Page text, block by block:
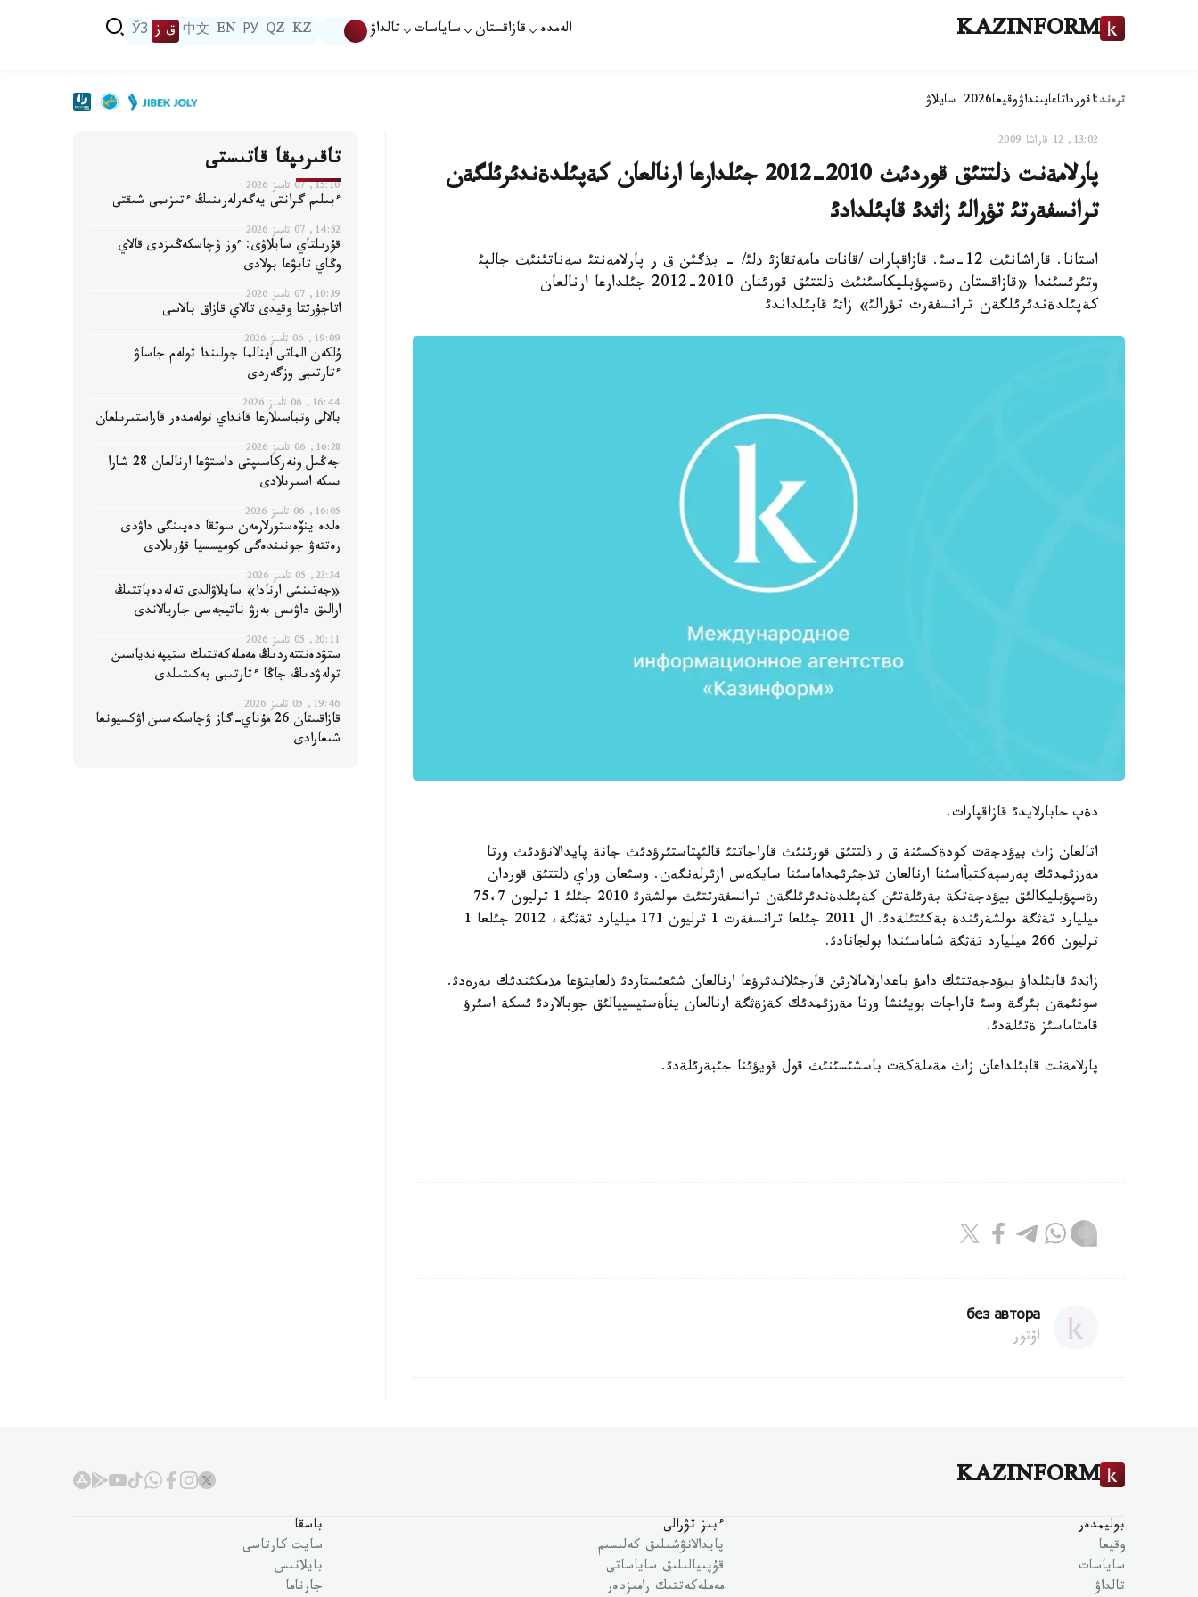
KAZINFORM الەمدە قازاقستان ساياسات تالداۋ KZ
QZ
РУ
EN
中文 ق ز ЎЗ
ترەند:اقورداتاعايىنداۋوقيعا2026-سايلاۋ
13:02, 12 قاراشا 2009
پارلامةنت ذلتتئق قوردئث 2010-2012 جئلدارعا ارنالعان كةپئلدةندئرئلگةن
ترانسفةرتئ تؤرالئ زاثدئ قابئلدادئ
استانا. قاراشانئث 12-سئ. قازاقپارات /قانات مامةتقازئ ذلئ/ - بذگئن ق ر پارلامةنتئ سةناتئنئث جالپئ
وتئرئسئندا «قازاقستان رةسپؤبليكاسئنئث ذلتتئق قورئنان 2010-2012 جئلدارعا ارنالعان
كةپئلدةندئرئلگةن ترانسفةرت تؤرالئ» زاثئ قابئلداندئ
دةپ حابارلايدئ قازاقپارات.
اتالعان زاث بيؤدجةت كودةكسئنة ق ر ذلتتئق قورئنئث قاراجاتتئ قالئپتاستئرؤدئث جانة پايدالانؤدئث ورتا
مةرزئمدئك پةرسپةكتيأاسئنا ارنالعان تذجئرئمداماسئنا سايكةس ازئرلةنگةن. وسئعان وراي ذلتتئق قوردان
رةسپؤبليكالئق بيؤدجةتكة بةرئلةتئن كةپئلدةندئرئلگةن ترانسفةرتتئث مولشةرئ 2010 جئلئ 1 ترليون 75،7
ميليارد تةثگة مولشةرئندة بةكئتئلةدئ. ال 2011 جئلعا ترانسفةرت 1 ترليون 171 ميليارد تةثگة، 2012 جئلعا 1
ترليون 266 ميليارد تةثگة شاماسئندا بولجانادئ.
زاثدئ قابئلداؤ بيؤدجةتتئك دامؤ باعدارلامالارئن قارجئلاندئرؤعا ارنالعان شئعئستاردئ ذلعايتؤعا مذمكئندئك بةرةدئ.
سونئمةن بئرگة وسئ قاراجات بويئنشا ورتا مةرزئمدئك كةزةثگة ارنالعان ينأةستيسييالئق جوبالاردئ ئسكة اسئرؤ
قامتاماسئز ةتئلةدئ.
پارلامةنت قابئلداعان زاث مةملةكةت باسشئسئنئث قول قويؤئنا جئبةرئلةدئ.
без автора
اۆتور
تاقىرىپقا قاتىستى
15:10, 07 تامىز 2026
ءبىلىم گرانتى يەگەرلەرىنىڭ ءتىزىمى شىقتى
14:52, 07 تامىز 2026
قۇرىلتاي سايلاۋى: ءوز ۋچاسكەڭىزدى قالاي
وڭاي تابۋعا بولادى
10:39, 07 تامىز 2026
اتاجۇرتتا وقيدى تالاي قازاق بالاسى
19:09, 06 تامىز 2026
ۇلكەن الماتى اينالما جولىندا تولەم جاساۋ
ءتارتىبى وزگەردى
16:44, 06 تامىز 2026
بالالى وتباسىلارعا قانداي تولەمدەر قاراستىرىلعان
16:28, 06 تامىز 2026
جەڭىل ونەركاسىپتى دامىتۋعا ارنالعان 28 شارا
ىسكە اسىرىلادى
16:05, 06 تامىز 2026
ەلدە ينۆەستورلارمەن سوتقا دەيىنگى داۋدى
رەتتەۋ جونىندەگى كوميسسيا قۇرىلادى
23:34, 05 تامىز 2026
«جەتىنشى ارنادا» سايلاۋالدى تەلەدەباتتىڭ
ارالىق داۋىس بەرۋ ناتيجەسى جاريالاندى
20:11, 05 تامىز 2026
ستۋدەنتتەردىڭ مەملەكەتتىك ستيپەندياسىن
تولەۋدىڭ جاڭا ءتارتىبى بەكىتىلدى
19:46, 05 تامىز 2026
قازاقستان 26 مۇناي-گاز ۋچاسكەسىن اۋكسيونعا
شىعارادى
KAZINFORM
بوليمدەر
وقيعا
ساياسات
تالداۋ
ءبىز تۋرالى
پايدالانۋشىلىق كەلىسىم
قۇپىيالىلىق ساياساتى
مەملەكەتتىك رامىزدەر
باسقا
سايت كارتاسى
بايلانىس
جارناما